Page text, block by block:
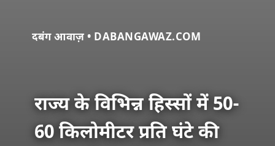
दबंग आवाज़ • DABANGAWAZ.COM
राज्य के विभिन्न हिस्सों में 50-
60 किलोमीटर प्रति घंटे की